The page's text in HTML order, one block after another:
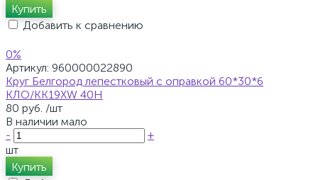
Купить
Добавить к сравнению
0%
Артикул: 960000022890
Круг Белгород лепестковый с оправкой 60*30*6
КЛО/KK19XW 40H
80 руб. /шт
В наличии мало
-
+
шт
Купить